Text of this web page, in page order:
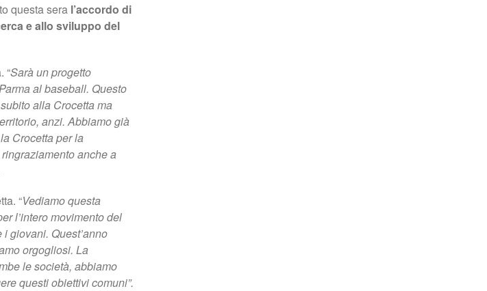
questa sera l’accordo di
e allo sviluppo del
“Sarà un progetto
al baseball. Questo
alla Crocetta ma
anzi. Abbiamo già
Crocetta per la
anche a
“Vediamo questa
l’intero movimento del
giovani. Quest’anno
orgogliosi. La
le società, abbiamo
questi obiettivi comuni”.